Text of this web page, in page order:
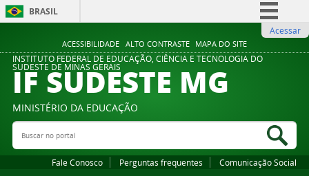
ACESSIBILIDADE ALTO CONTRASTE MAPA DO SITE
BRASIL
Comunica BR
Participe
Legislação
Acessar
INSTITUTO FEDERAL DE EDUCAÇÃO, CIÊNCIA E TECNOLOGIA DO
SUDESTE DE MINAS GERAIS
IF SUDESTE MG
MINISTÉRIO DA EDUCAÇÃO
Buscar no portal
Fale Conosco Perguntas frequentes Comunicação Social